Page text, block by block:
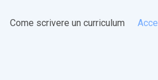
Come scrivere un curriculum